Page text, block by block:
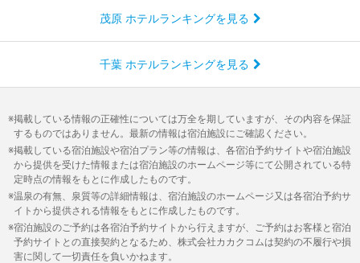
茂原 ホテルランキングを見る
千葉 ホテルランキングを見る
掲載している情報の正確性については万全を期していますが、その内容を保証
するものではありません。最新の情報は宿泊施設にご確認ください。
掲載している宿泊施設や宿泊プラン等の情報は、各宿泊予約サイトや宿泊施設
から提供を受けた情報または宿泊施設のホームページ等にて公開されている特
定時点の情報をもとに作成したものです。
温泉の有無、泉質等の詳細情報は、宿泊施設のホームページ又は各宿泊予約サ
イトから提供される情報をもとに作成したものです。
宿泊施設のご予約は各宿泊予約サイトから行えますが、ご予約はお客様と宿泊
予約サイトとの直接契約となるため、株式会社カカクコムは契約の不履行や損
害に関して一切責任を負いかねます。